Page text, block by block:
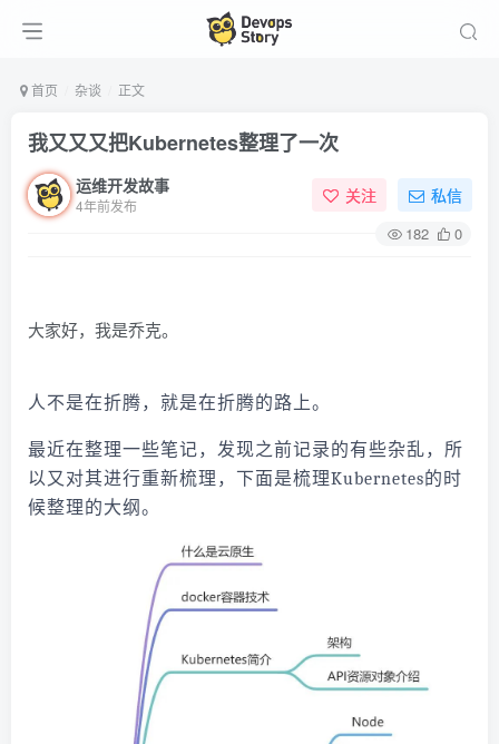
首页 杂谈 正文
我又又又把Kubernetes整理了一次
运维开发故事
4年前发布 关注 私信
182 0
大家好，我是乔克。
人不是在折腾，就是在折腾的路上。
最近在整理一些笔记，发现之前记录的有些杂乱，所
以又对其进行重新梳理，下面是梳理Kubernetes的时
候整理的大纲。